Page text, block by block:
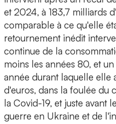
et 2024, à 183,7 milliards
comparable à ce qu'elle
retournement inédit
continue de la
moins les années 80, et
année durant laquelle elle
d'euros, dans la foulée du
la Covid-19, et juste avant
guerre en Ukraine et de